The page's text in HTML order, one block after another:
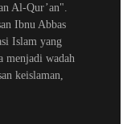
Al-Qur’an".
Ibnu Abbas
Islam yang
menjadi wadah
keislaman,